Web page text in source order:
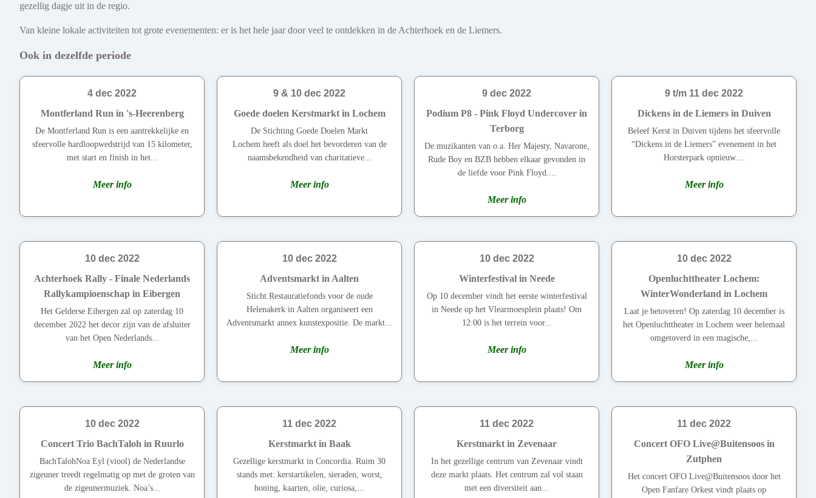
gezellig dagje uit in de regio.
Van kleine lokale activiteiten tot grote evenementen: er is het hele jaar door veel te ontdekken in de Achterhoek en de Liemers.
Ook in dezelfde periode
4 dec 2022
Montferland Run in 's-Heerenberg
De Montferland Run is een aantrekkelijke en
sfeervolle hardloopwedstrijd van 15 kilometer,
met start en finish in het...
Meer info
9 & 10 dec 2022
Goede doelen Kerstmarkt in Lochem
De Stichting Goede Doelen Markt
Lochem heeft als doel het bevorderen van de
naamsbekendheid van charitatieve...
Meer info
9 dec 2022
Podium P8 - Pink Floyd Undercover in
Terborg
De muzikanten van o.a. Her Majesty, Navarone,
Rude Boy en BZB hebben elkaar gevonden in
de liefde voor Pink Floyd....
Meer info
9 t/m 11 dec 2022
Dickens in de Liemers in Duiven
Beleef Kerst in Duiven tijdens het sfeervolle
“Dickens in de Liemers” evenement in het
Horsterpark opnieuw....
Meer info
10 dec 2022
Achterhoek Rally - Finale Nederlands
Rallykampioenschap in Eibergen
Het Gelderse Eibergen zal op zaterdag 10
december 2022 het decor zijn van de afsluiter
van het Open Nederlands...
Meer info
10 dec 2022
Adventsmarkt in Aalten
Sticht.Restauratiefonds voor de oude
Helenakerk in Aalten organiseert een
Adventsmarkt annex kunstexpositie. De markt...
Meer info
10 dec 2022
Winterfestival in Neede
Op 10 december vindt het eerste winterfestival
in Neede op het Vlearmoesplein plaats! Om
12:00 is het terrein voor...
Meer info
10 dec 2022
Openluchttheater Lochem:
WinterWonderland in Lochem
Laat je betoveren! Op zaterdag 10 december is
het Openluchttheater in Lochem weer helemaal
omgetoverd in een magische,...
Meer info
10 dec 2022
Concert Trio BachTaloh in Ruurlo
BachTalohNoa Eyl (viool) de Nederlandse
zigeuner treedt regelmatig op met de groten van
de zigeunermuziek. Noa’s...
11 dec 2022
Kerstmarkt in Baak
Gezellige kerstmarkt in Concordia. Ruim 30
stands met: kerstartikelen, sieraden, worst,
honing, kaarten, olie, curiosa,...
11 dec 2022
Kerstmarkt in Zevenaar
In het gezellige centrum van Zevenaar vindt
deze markt plaats. Het centrum zal vol staan
met een diversiteit aan...
11 dec 2022
Concert OFO Live@Buitensoos in
Zutphen
Het concert OFO Live@Buitensoos door het
Open Fanfare Orkest vindt plaats op